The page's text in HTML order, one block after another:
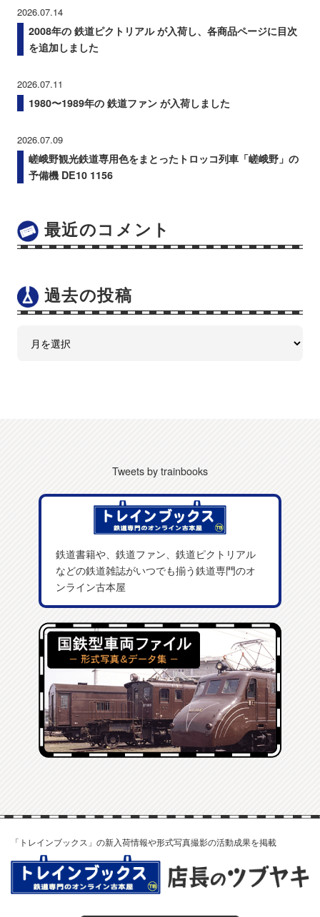
2026.07.14
2008年の 鉄道ピクトリアル が入荷し、各商品ページに目次
を追加しました
2026.07.11
1980〜1989年の 鉄道ファン が入荷しました
2026.07.09
嵯峨野観光鉄道専用色をまとったトロッコ列車「嵯峨野」の
予備機 DE10 1156
最近のコメント
過去の投稿
Tweets by trainbooks
鉄道書籍や、鉄道ファン、鉄道ピクトリアル
などの鉄道雑誌がいつでも揃う鉄道専門のオ
ンライン古本屋
「トレインブックス」の新入荷情報や形式写真撮影の活動成果を掲載